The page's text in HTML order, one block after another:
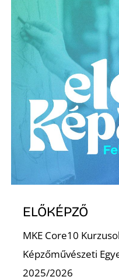
ELŐKÉPZŐ
MKE Core10
Képzőművészeti
2025/2026